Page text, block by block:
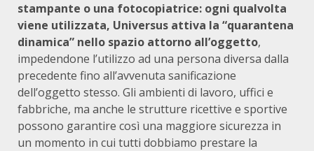
stampante o una fotocopiatrice: ogni qualvolta
viene utilizzata, Universus attiva la “quarantena
dinamica” nello spazio attorno all’oggetto,
impedendone l’utilizzo ad una persona diversa dalla
precedente fino all’avvenuta sanificazione
dell’oggetto stesso. Gli ambienti di lavoro, uffici e
fabbriche, ma anche le strutture ricettive e sportive
possono garantire così una maggiore sicurezza in
un momento in cui tutti dobbiamo prestare la